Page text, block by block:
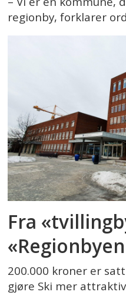
regionby, forklarer
Fra
200.000 kroner er
gjøre Ski mer